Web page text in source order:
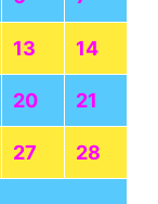
13 14
20 21
27 28